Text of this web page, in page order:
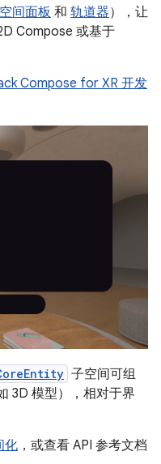
空间面板 和 轨道器），让
Compose 或基于
Compose for XR 开发
子空间可组
3D 模型），相对于界
化 ，或查看 API 参考文档